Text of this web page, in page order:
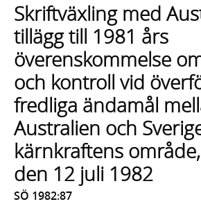
med
sökförslag
Skriftväxling med
tillägg till 1981 års
överenskommelse
och kontroll vid
fredliga ändamål
Australien och
kärnkraftens
den 12 juli 1982
SÖ 1982:87